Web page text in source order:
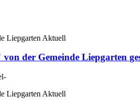
Liepgarten Aktuell
der Gemeinde Liepgarten
Liepgarten Aktuell